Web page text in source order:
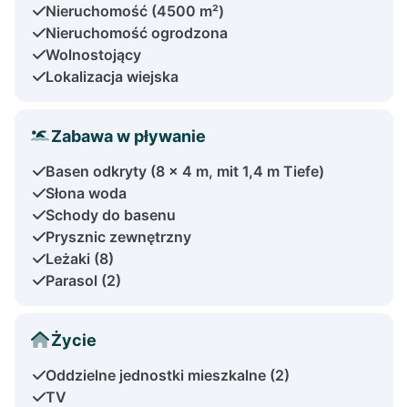
Nieruchomość (4500 m²)
Nieruchomość ogrodzona
Wolnostojący
Lokalizacja wiejska
Zabawa w pływanie
Basen odkryty (8 x 4 m, mit 1,4 m Tiefe)
Słona woda
Schody do basenu
Prysznic zewnętrzny
Leżaki (8)
Parasol (2)
Życie
Oddzielne jednostki mieszkalne (2)
TV